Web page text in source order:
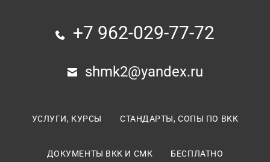
+7 962-029-77-72
shmk2@yandex.ru
УСЛУГИ, КУРСЫ СТАНДАРТЫ, СОПЫ ПО ВКК
ДОКУМЕНТЫ ВКК И СМК БЕСПЛАТНО